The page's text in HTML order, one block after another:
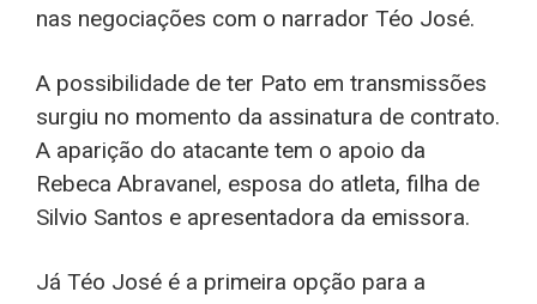
nas negociações com o narrador Téo José.
A possibilidade de ter Pato em transmissões
surgiu no momento da assinatura de contrato.
A aparição do atacante tem o apoio da
Rebeca Abravanel, esposa do atleta, filha de
Silvio Santos e apresentadora da emissora.
Já Téo José é a primeira opção para a